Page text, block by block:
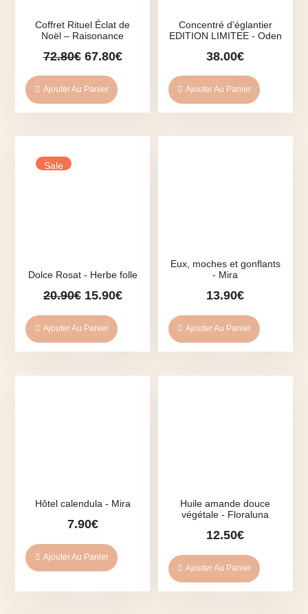
Coffret Rituel Éclat de
Noël – Raisonance
72.80€ Le
initial
était :
72.80€.
67.80€Le
Ajouter Au Panier
Concentré d'églantier
EDITION LIMITEE - Oden
38.00€
Ajouter Au Panier
Sale
Dolce Rosat - Herbe folle
20.90€ Le
initial
était :
20.90€.
15.90€Le
Ajouter Au Panier
Eux, moches et gonflants
- Mira
13.90€
Ajouter Au Panier
Hôtel calendula - Mira
7.90€
Ajouter Au Panier
Huile amande douce
végétale - Floraluna
12.50€
Ajouter Au Panier